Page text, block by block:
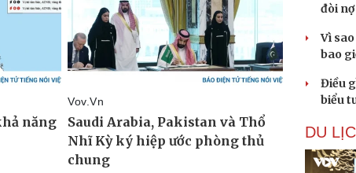
đòi nợ
Vì
bao
Điều
biểu
DU